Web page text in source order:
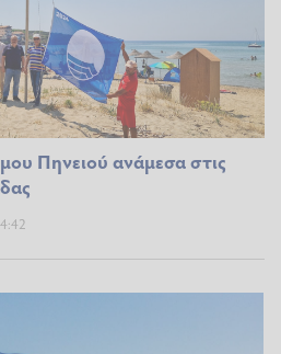
Πηνειού ανάμεσα στις